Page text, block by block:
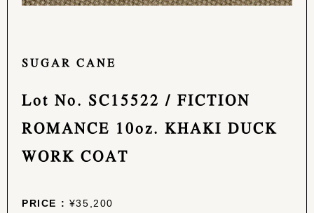
SUGAR CANE
Lot No. SC15522 / FICTION
ROMANCE 10oz. KHAKI DUCK
WORK COAT
PRICE : ¥35,200